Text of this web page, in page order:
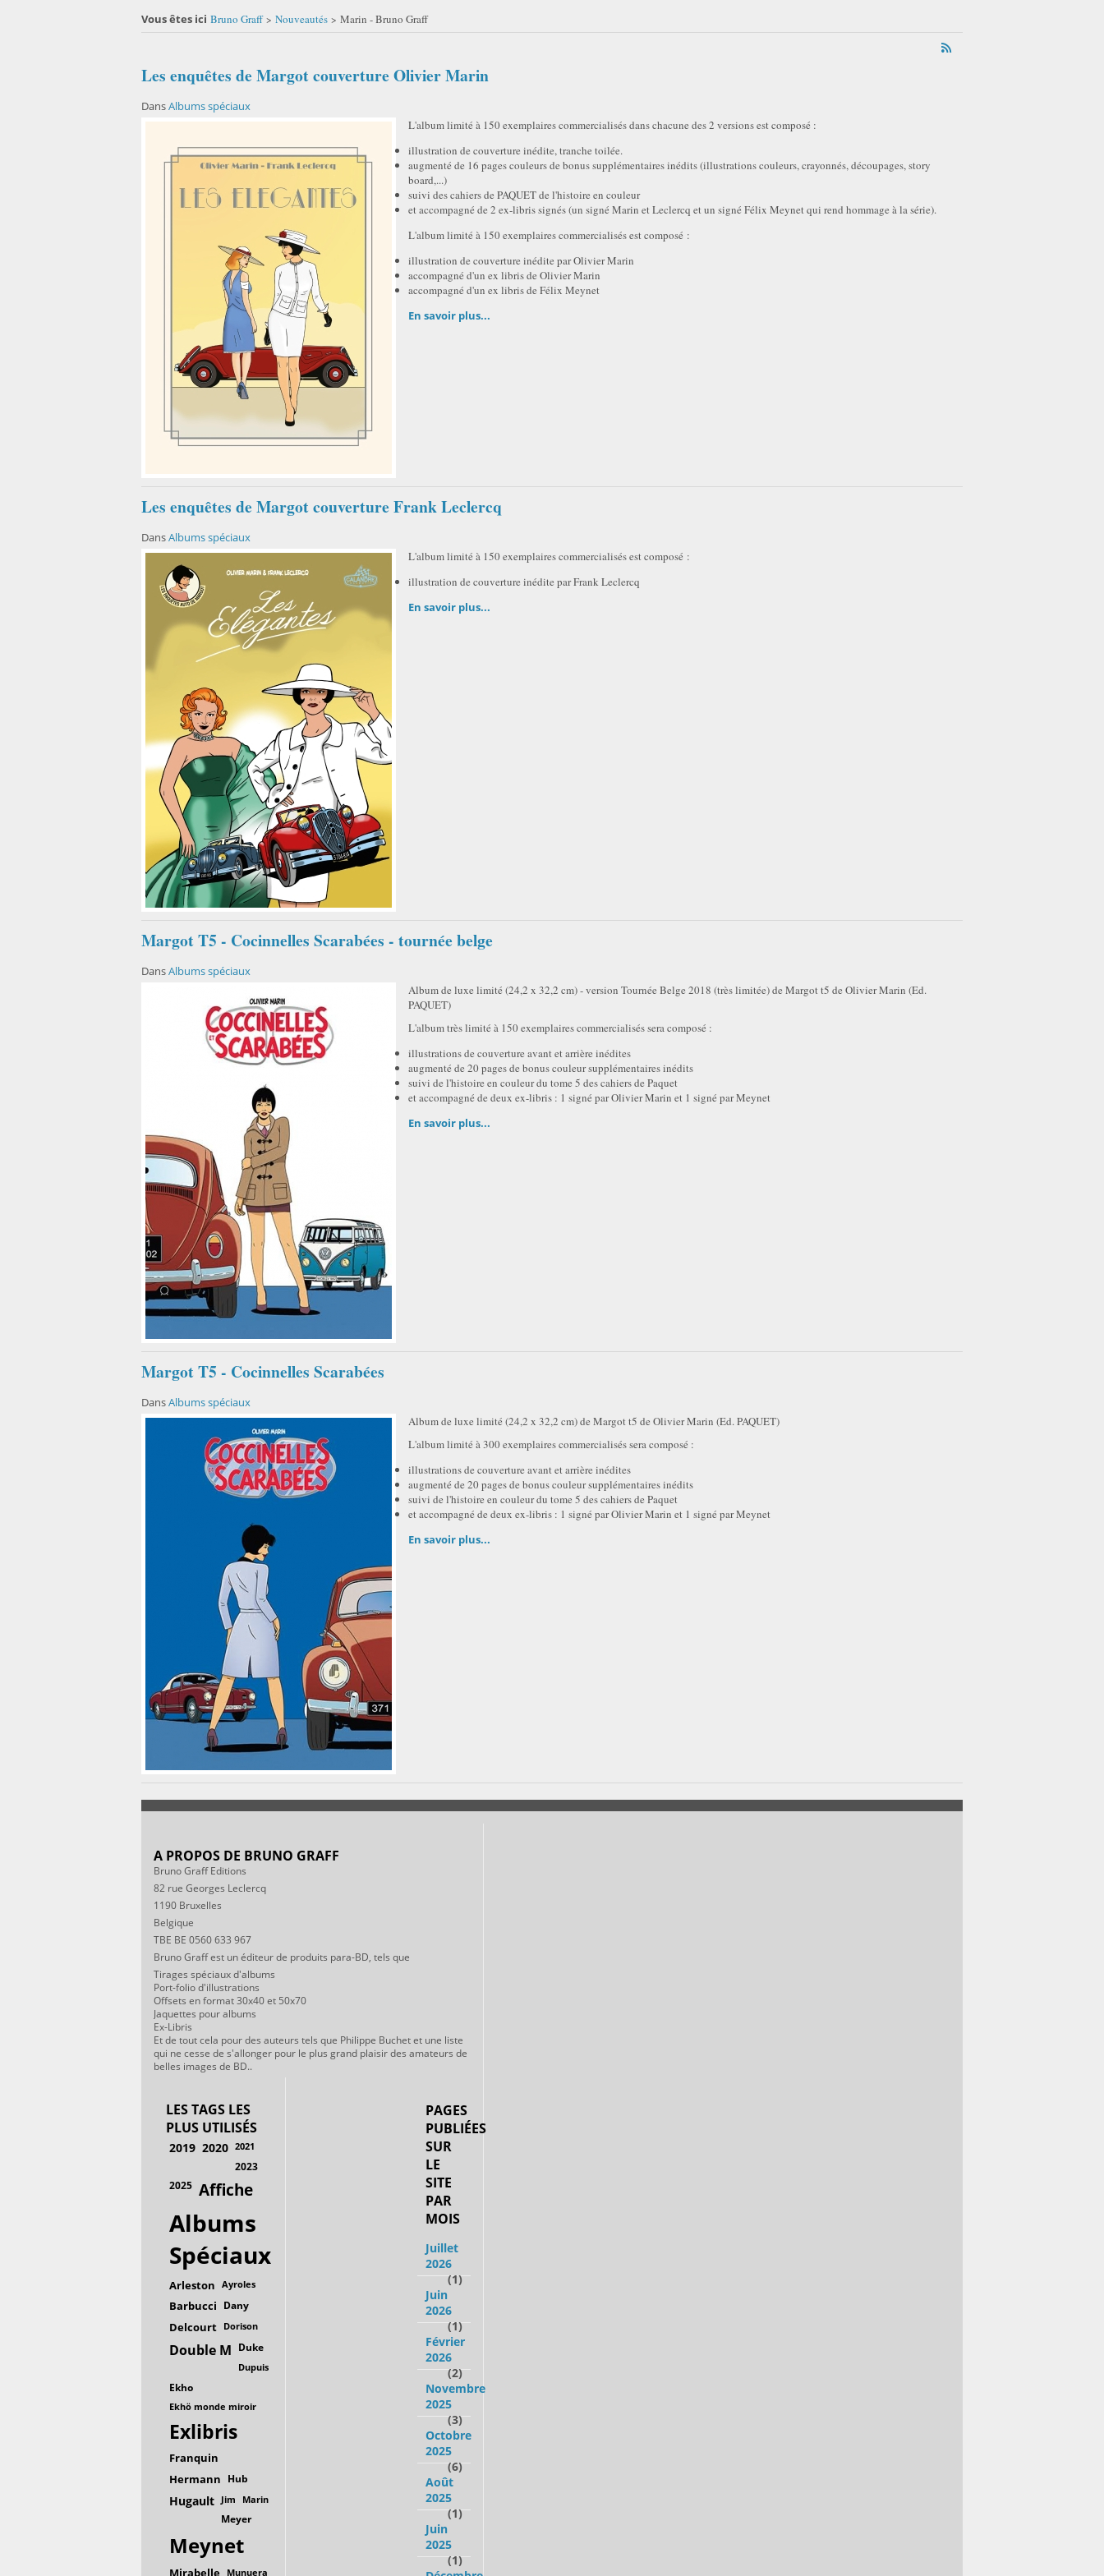
Vous êtes ici Bruno Graff > Nouveautés > Marin - Bruno Graff
Les enquêtes de Margot couverture Olivier Marin
DansAlbums spéciaux
L'album limité à 150 exemplaires commercialisés dans chacune des 2 versions est composé :
illustration de couverture inédite, tranche toilée.
augmenté de 16 pages couleurs de bonus supplémentaires inédits (illustrations couleurs, crayonnés, découpages, story
board,...)
suivi des cahiers de PAQUET de l'histoire en couleur
et accompagné de 2 ex-libris signés (un signé Marin et Leclercq et un signé Félix Meynet qui rend hommage à la série).
L'album limité à 150 exemplaires commercialisés est composé :
illustration de couverture inédite par Olivier Marin
accompagné d'un ex libris de Olivier Marin
accompagné d'un ex libris de Félix Meynet
En savoir plus...
Les enquêtes de Margot couverture Frank Leclercq
DansAlbums spéciaux
L'album limité à 150 exemplaires commercialisés est composé :
illustration de couverture inédite par Frank Leclercq
En savoir plus...
Margot T5 - Cocinnelles Scarabées - tournée belge
DansAlbums spéciaux
Album de luxe limité (24,2 x 32,2 cm) - version Tournée Belge 2018 (très limitée) de Margot t5 de Olivier Marin (Ed.
PAQUET)
L'album très limité à 150 exemplaires commercialisés sera composé :
illustrations de couverture avant et arrière inédites
augmenté de 20 pages de bonus couleur supplémentaires inédits
suivi de l'histoire en couleur du tome 5 des cahiers de Paquet
et accompagné de deux ex-libris : 1 signé par Olivier Marin et 1 signé par Meynet
En savoir plus...
Margot T5 - Cocinnelles Scarabées
DansAlbums spéciaux
Album de luxe limité (24,2 x 32,2 cm) de Margot t5 de Olivier Marin (Ed. PAQUET)
L'album limité à 300 exemplaires commercialisés sera composé :
illustrations de couverture avant et arrière inédites
augmenté de 20 pages de bonus couleur supplémentaires inédits
suivi de l'histoire en couleur du tome 5 des cahiers de Paquet
et accompagné de deux ex-libris : 1 signé par Olivier Marin et 1 signé par Meynet
En savoir plus...
A PROPOS DE BRUNO GRAFF
Bruno Graff Editions
82 rue Georges Leclercq
1190 Bruxelles
Belgique
TBE BE 0560 633 967
Bruno Graff est un éditeur de produits para-BD, tels que
Tirages spéciaux d'albums
Port-folio d'illustrations
Offsets en format 30x40 et 50x70
Jaquettes pour albums
Ex-Libris
Et de tout cela pour des auteurs tels que Philippe Buchet et une liste
qui ne cesse de s'allonger pour le plus grand plaisir des amateurs de
belles images de BD..
LES TAGS LES
PLUS UTILISÉS
2019 2020 2021
2023
2025 Affiche
Albums
Spéciaux
Arleston Ayroles
Barbucci Dany
Delcourt Dorison
Double M Duke
Dupuis
Ekho
Ekhö monde miroir
Exlibris
Franquin
Hermann Hub
Hugault Jim Marin
Meyer
Meynet
Mirabelle Munuera
PAGES
PUBLIÉES
SUR
LE
SITE
PAR
MOIS
Juillet
2026
(1)
Juin
2026
(1)
Février
2026
(2)
Novembre
2025
(3)
Octobre
2025
(6)
Août
2025
(1)
Juin
2025
(1)